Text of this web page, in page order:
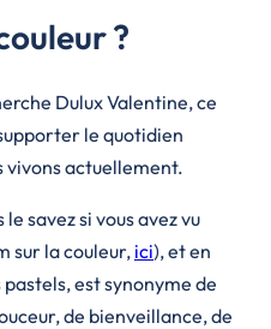
?
Dulux Valentine, ce
le quotidien
vivons actuellement.
savez si vous avez vu
sur la couleur, ici), et en
est synonyme de
de bienveillance, de